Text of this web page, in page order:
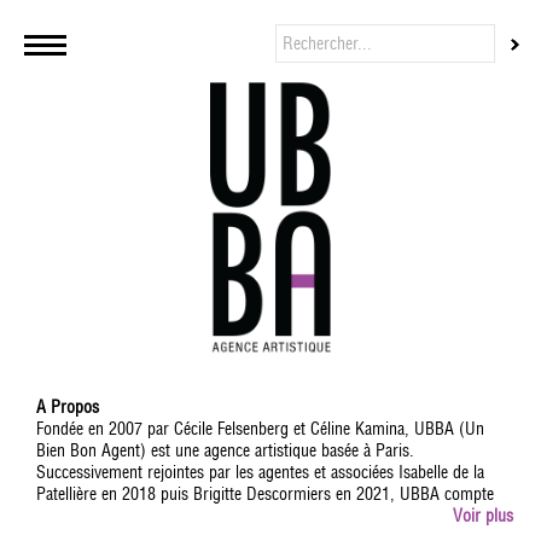
A Propos
Fondée en 2007 par Cécile Felsenberg et Céline Kamina, UBBA (Un
Bien Bon Agent) est une agence artistique basée à Paris.
Successivement rejointes par les agentes et associées Isabelle de la
Patellière en 2018 puis Brigitte Descormiers en 2021, UBBA compte
aujourd'hui 13 agents dont Jean-Baptiste L'Herron, Fanny Minvielle,
Voir plus